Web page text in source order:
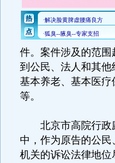
件。案件涉及的范
到公民、法人和其
基本养老、基本医
等。
北京市高院行政
中，作为原告的公
机关的诉讼法律地